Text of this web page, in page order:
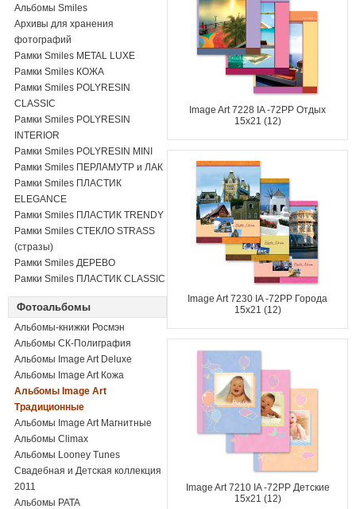
Альбомы Smiles
Архивы для хранения
фотографий
Рамки Smiles METAL LUXE
Рамки Smiles КОЖА
Рамки Smiles POLYRESIN
CLASSIC
Рамки Smiles POLYRESIN
INTERIOR
Рамки Smiles POLYRESIN MINI
Рамки Smiles ПЕРЛАМУТР и ЛАК
Рамки Smiles ПЛАСТИК
ELEGANCE
Рамки Smiles ПЛАСТИК TRENDY
Рамки Smiles СТЕКЛО STRASS
(стразы)
Рамки Smiles ДЕРЕВО
Рамки Smiles ПЛАСТИК CLASSIC
Фотоальбомы
Альбомы-книжки Росмэн
Альбомы СК-Полиграфия
Альбомы Image Art Deluxe
Альбомы Image Art Кожа
Альбомы Image Art
Традиционные
Альбомы Image Art Магнитные
Альбомы Climax
Альбомы Looney Tunes
Свадебная и Детская коллекция
2011
Альбомы PATA
Image Art 7228 IA -72РP Отдых
15х21 (12)
Image Art 7230 IA -72РP Города
15х21 (12)
Image Art 7210 IA -72РP Детские
15х21 (12)